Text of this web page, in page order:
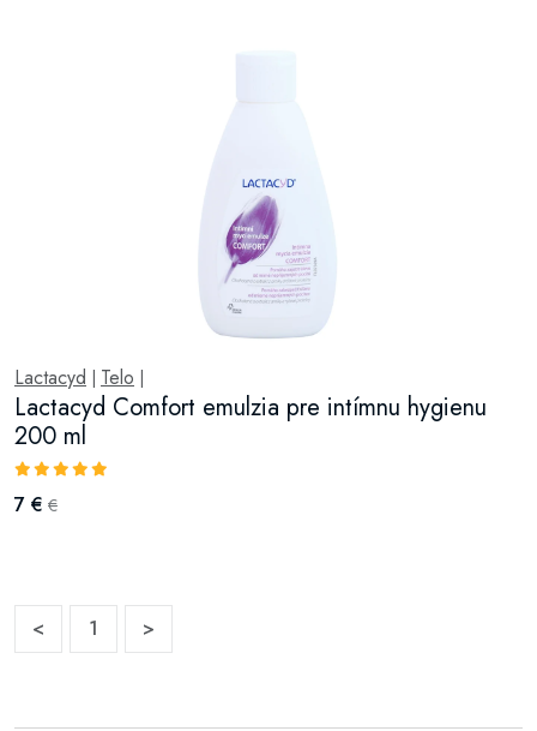
Lactacyd Telo
Lactacyd Comfort emulzia pre intímnu hygienu
200 ml
7 € €
< 1 >